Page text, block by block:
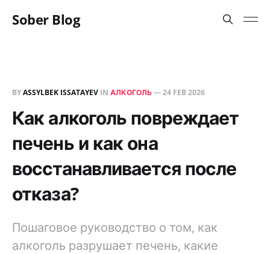
Sober Blog
BYASSYLBEK ISSATAYEV IN АЛКОГОЛЬ—24 FEB 2026
Как алкоголь повреждает
печень и как она
восстанавливается после
отказа?
Пошаговое руководство о том, как
алкоголь разрушает печень, какие